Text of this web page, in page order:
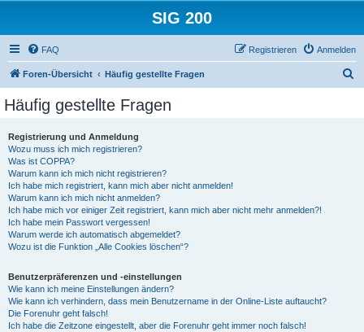
SIG 200
FAQ Anmelden
Registrieren
Foren-Übersicht Häufig gestellte Fragen
Häufig gestellte Fragen
Registrierung und Anmeldung
Wozu muss ich mich registrieren?
Was ist COPPA?
Warum kann ich mich nicht registrieren?
Ich habe mich registriert, kann mich aber nicht anmelden!
Warum kann ich mich nicht anmelden?
Ich habe mich vor einiger Zeit registriert, kann mich aber nicht mehr anmelden?!
Ich habe mein Passwort vergessen!
Warum werde ich automatisch abgemeldet?
Wozu ist die Funktion „Alle Cookies löschen“?
Benutzerpräferenzen und -einstellungen
Wie kann ich meine Einstellungen ändern?
Wie kann ich verhindern, dass mein Benutzername in der Online-Liste auftaucht?
Die Forenuhr geht falsch!
Ich habe die Zeitzone eingestellt, aber die Forenuhr geht immer noch falsch!